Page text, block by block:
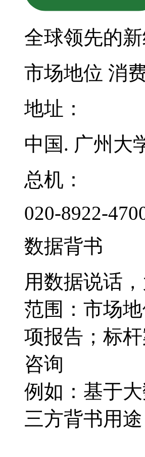
全球领先的
市场地位 消
地址：
中国. 广州大
总机：
020-8922-
数据背书
用数据说话
范围：市场
项报告；标
咨询
例如：基于
三方背书用